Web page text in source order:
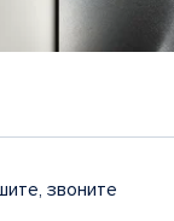
звоните